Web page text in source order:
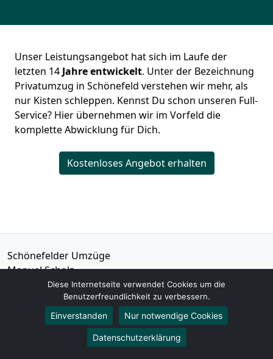
Unser Leistungsangebot hat sich im Laufe der
letzten 14 Jahre entwickelt. Unter der Bezeichnung
Privatumzug in Schönefeld verstehen wir mehr, als
nur Kisten schleppen. Kennst Du schon unseren Full-
Service? Hier übernehmen wir im Vorfeld die
komplette Abwicklung für Dich.
Kostenloses Angebot erhalten
Schönefelder Umzüge
Manuel Scholz
Ulmenring 1a
Schönefeld
01579-2621476
info@umzugsunternehmen-schoenefeld.de
Diese Internetseite verwendet Cookies um die
Benutzerfreundlichkeit zu verbessern.
Einverstanden Nur notwendige Cookies
Datenschutzerklärung